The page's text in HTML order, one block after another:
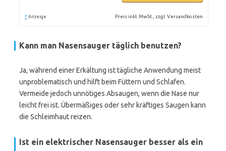
* Anzeige Preis inkl. MwSt., zzgl. Versandkosten
Kann man Nasensauger täglich benutzen?
Ja, während einer Erkältung ist tägliche Anwendung meist
unproblematisch und hilft beim Füttern und Schlafen.
Vermeide jedoch unnötiges Absaugen, wenn die Nase nur
leicht frei ist. Übermäßiges oder sehr kräftiges Saugen kann
die Schleimhaut reizen.
Ist ein elektrischer Nasensauger besser als ein